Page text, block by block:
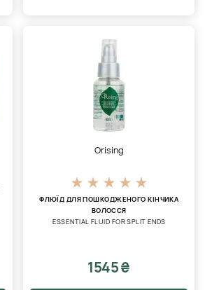
Orising
ФЛЮЇД ДЛЯ ПОШКОДЖЕНОГО КІНЧИКА
ВОЛОССЯ
ESSENTIAL FLUID FOR SPLIT ENDS
1545 ₴